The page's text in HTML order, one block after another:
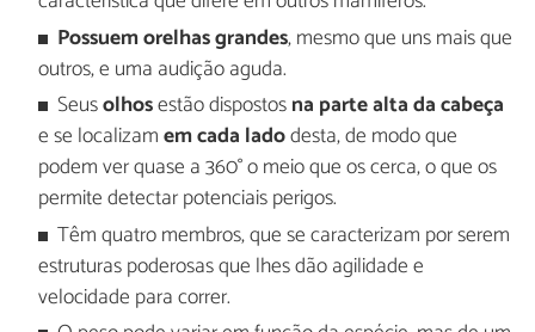
Possuem orelhas grandes, mesmo que uns mais que
outros, e uma audição aguda.
Seusolhosestão dispostosna parte alta da cabeça
e se localizamem cada ladodesta, de modo que
podem ver quase a 360° o meio que os cerca, o que os
permite detectar potenciais perigos.
Têm quatro membros, que se caracterizam por serem
estruturas poderosas que lhes dão agilidade e
velocidade para correr.